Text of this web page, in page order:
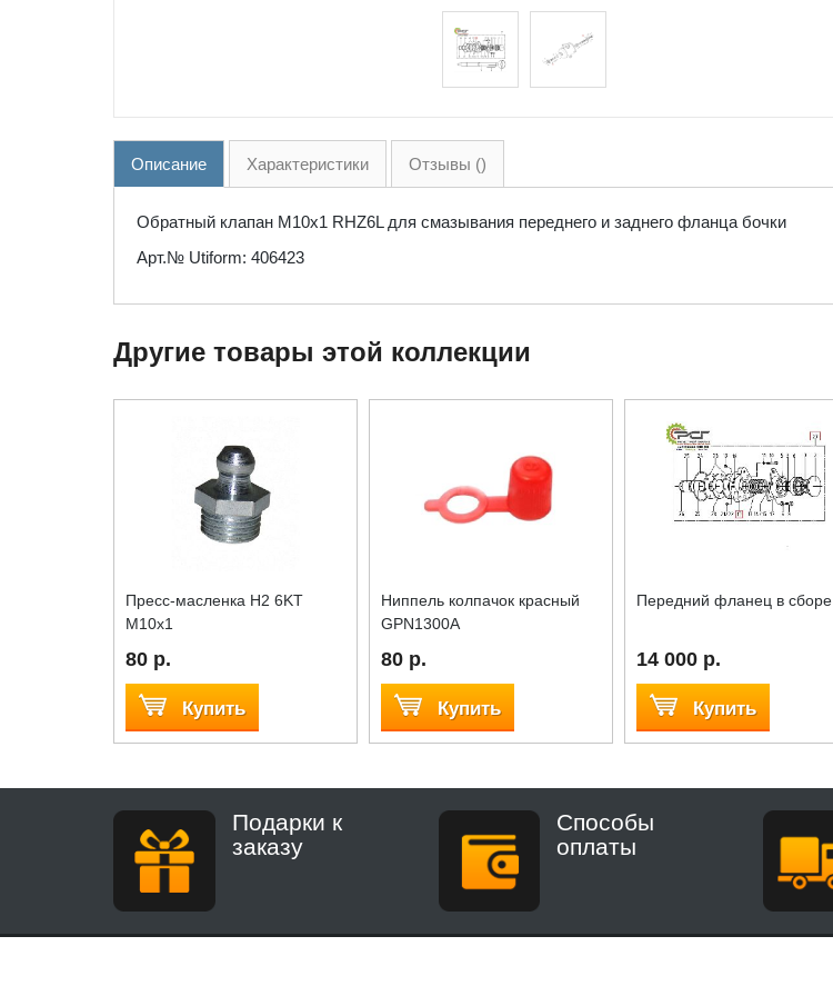
Описание Характеристики Отзывы ()
Обратный клапан M10x1 RHZ6L для смазывания переднего и заднего фланца бочки
Арт.№ Utiform: 406423
Другие товары этой коллекции
Пресс-масленка H2 6KT
M10x1
80 р.
Купить
Ниппель колпачок красный
GPN1300A
80 р.
Купить
Передний фланец в сборе
14 000 р.
Купить
Подарки к
заказу
Способы
оплаты